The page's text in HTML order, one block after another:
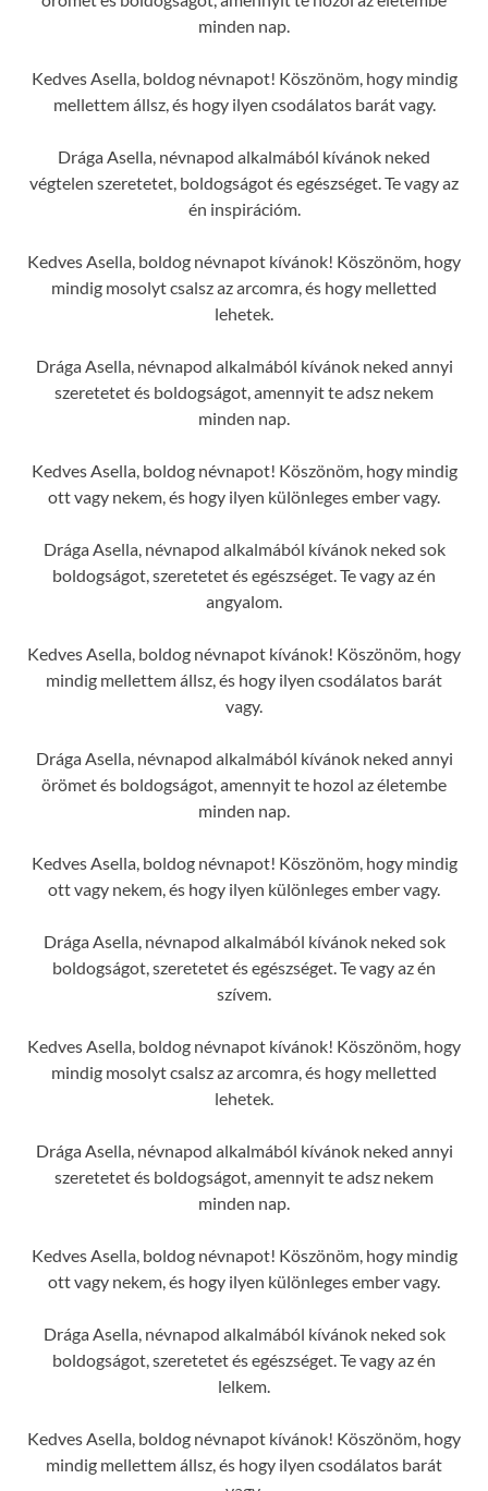
minden nap.
Kedves Asella, boldog névnapot! Köszönöm, hogy mindig
mellettem állsz, és hogy ilyen csodálatos barát vagy.
Drága Asella, névnapod alkalmából kívánok neked
végtelen szeretetet, boldogságot és egészséget. Te vagy az
én inspirációm.
Kedves Asella, boldog névnapot kívánok! Köszönöm, hogy
mindig mosolyt csalsz az arcomra, és hogy melletted
lehetek.
Drága Asella, névnapod alkalmából kívánok neked annyi
szeretetet és boldogságot, amennyit te adsz nekem
minden nap.
Kedves Asella, boldog névnapot! Köszönöm, hogy mindig
ott vagy nekem, és hogy ilyen különleges ember vagy.
Drága Asella, névnapod alkalmából kívánok neked sok
boldogságot, szeretetet és egészséget. Te vagy az én
angyalom.
Kedves Asella, boldog névnapot kívánok! Köszönöm, hogy
mindig mellettem állsz, és hogy ilyen csodálatos barát
vagy.
Drága Asella, névnapod alkalmából kívánok neked annyi
örömet és boldogságot, amennyit te hozol az életembe
minden nap.
Kedves Asella, boldog névnapot! Köszönöm, hogy mindig
ott vagy nekem, és hogy ilyen különleges ember vagy.
Drága Asella, névnapod alkalmából kívánok neked sok
boldogságot, szeretetet és egészséget. Te vagy az én
szívem.
Kedves Asella, boldog névnapot kívánok! Köszönöm, hogy
mindig mosolyt csalsz az arcomra, és hogy melletted
lehetek.
Drága Asella, névnapod alkalmából kívánok neked annyi
szeretetet és boldogságot, amennyit te adsz nekem
minden nap.
Kedves Asella, boldog névnapot! Köszönöm, hogy mindig
ott vagy nekem, és hogy ilyen különleges ember vagy.
Drága Asella, névnapod alkalmából kívánok neked sok
boldogságot, szeretetet és egészséget. Te vagy az én
lelkem.
Kedves Asella, boldog névnapot kívánok! Köszönöm, hogy
mindig mellettem állsz, és hogy ilyen csodálatos barát